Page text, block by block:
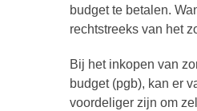
budget te betalen.
rechtstreeks van het
Bij het inkopen van
budget (pgb), kan er
voordeliger zijn om